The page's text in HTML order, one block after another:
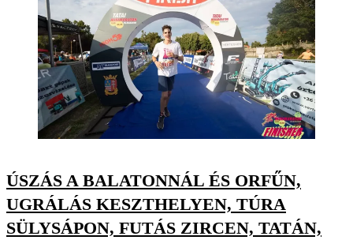
ÚSZÁS A BALATONNÁL ÉS ORFŰN,
UGRÁLÁS KESZTHELYEN, TÚRA
SÜLYSÁPON, FUTÁS ZIRCEN, TATÁN,